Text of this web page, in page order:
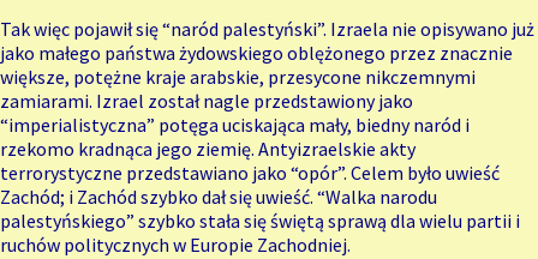
Tak więc pojawił się“naród palestyński”. Izraela nie opisywano już
jako małego państwa żydowskiego oblężonego przez znacznie
większe, potężne kraje arabskie, przesycone nikczemnymi
zamiarami. Izrael został nagle przedstawiony jako
“imperialistyczna” potęga uciskająca mały, biedny naród i
rzekomo kradnąca jego ziemię. Antyizraelskie akty
terrorystyczne przedstawiano jako “opór”. Celem było uwieść
Zachód; i Zachód szybko dał się uwieść. “Walka narodu
palestyńskiego” szybko stała się świętą sprawą dla wielu partii i
ruchów politycznych w Europie Zachodniej.